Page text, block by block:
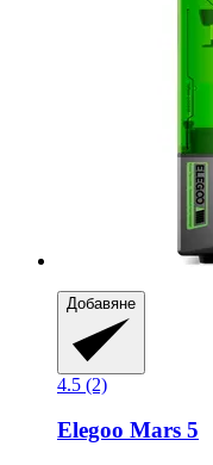
Добавяне
4.5 (2)
Elegoo Mars 5